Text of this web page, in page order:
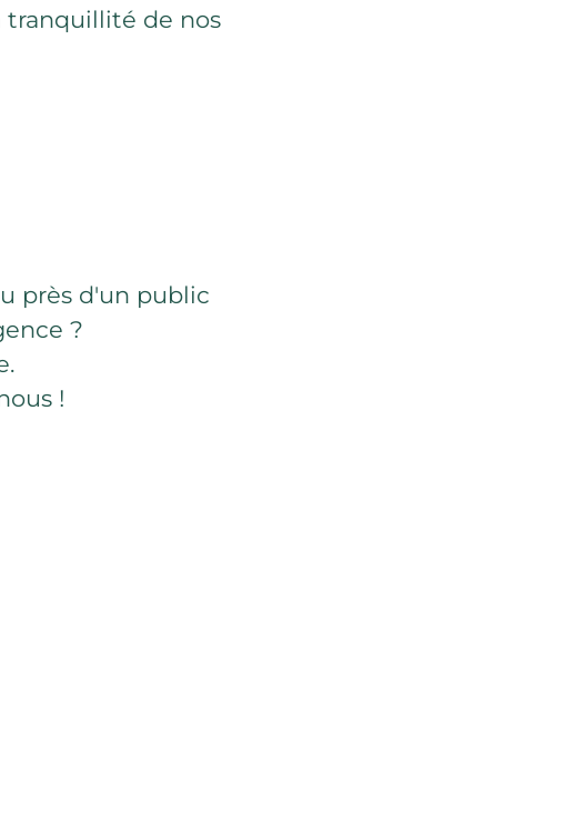
tranquillité de nos
près d'un public
?
!